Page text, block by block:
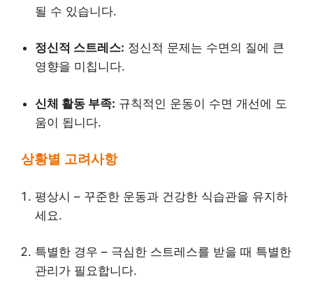
될 수 있습니다.
정신적 스트레스: 정신적 문제는 수면의 질에 큰
영향을 미칩니다.
신체 활동 부족: 규칙적인 운동이 수면 개선에 도
움이 됩니다.
상황별 고려사항
평상시 – 꾸준한 운동과 건강한 식습관을 유지하
세요.
특별한 경우 – 극심한 스트레스를 받을 때 특별한
관리가 필요합니다.